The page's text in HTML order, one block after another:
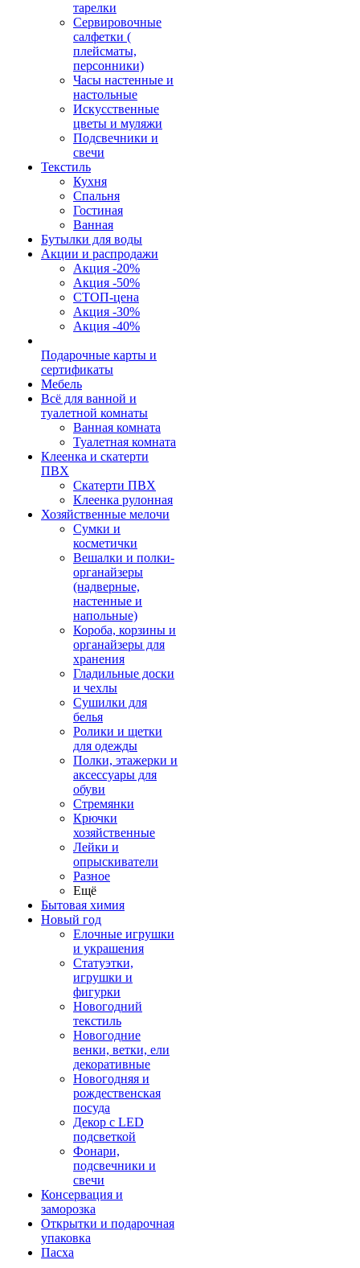
тарелки
Сервировочные
салфетки (
плейсматы,
персонники)
Часы настенные и
настольные
Искусственные
цветы и муляжи
Подсвечники и
свечи
Текстиль
Кухня
Спальня
Гостиная
Ванная
Бутылки для воды
Акции и распродажи
Акция -20%
Акция -50%
СТОП-цена
Акция -30%
Акция -40%
Подарочные карты и
сертификаты
Мебель
Всё для ванной и
туалетной комнаты
Ванная комната
Туалетная комната
Клеенка и скатерти
ПВХ
Скатерти ПВХ
Клеенка рулонная
Хозяйственные мелочи
Сумки и
косметички
Вешалки и полки-
органайзеры
(надверные,
настенные и
напольные)
Короба, корзины и
органайзеры для
хранения
Гладильные доски
и чехлы
Сушилки для
белья
Ролики и щетки
для одежды
Полки, этажерки и
аксессуары для
обуви
Стремянки
Крючки
хозяйственные
Лейки и
опрыскиватели
Разное
Ещё
Бытовая химия
Новый год
Елочные игрушки
и украшения
Статуэтки,
игрушки и
фигурки
Новогодний
текстиль
Новогодние
венки, ветки, ели
декоративные
Новогодняя и
рождественская
посуда
Декор с LED
подсветкой
Фонари,
подсвечники и
свечи
Консервация и
заморозка
Открытки и подарочная
упаковка
Пасха